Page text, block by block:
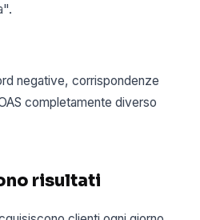
negative, corrispondenze
completamente diverso
risultati